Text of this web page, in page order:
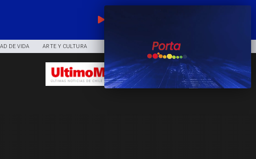
DE VIDA ARTE Y CULTURA DEPORTES